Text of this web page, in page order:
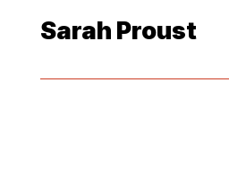
Sarah Proust